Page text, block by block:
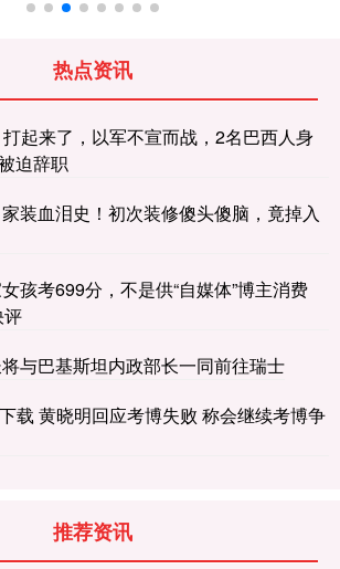
热点资讯
起来了，以军不宣而战，2名巴西人身
迫辞职
装血泪史！初次装修傻头傻脑，竟掉入
孩考699分，不是供“自媒体”博主消费
评
与巴基斯坦内政部长一同前往瑞士
载 黄晓明回应考博失败 称会继续考博争
推荐资讯